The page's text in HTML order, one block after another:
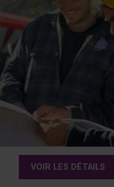
VOIR LES DÉTAILS